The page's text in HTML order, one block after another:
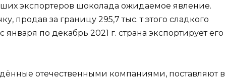
экспортеров шоколада ожидаемое явление.
продав за границу 295,7 тыс. т этого сладкого
по декабрь 2021 г. страна экспортирует его
отечественными компаниями, поставляют в